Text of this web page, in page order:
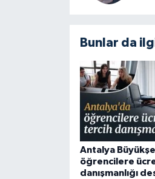
Bunlar da
Antalya
öğrencilere
danışmanlığı